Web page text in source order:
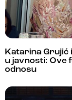
Katarina Grujić
u javnosti: Ove
odnosu